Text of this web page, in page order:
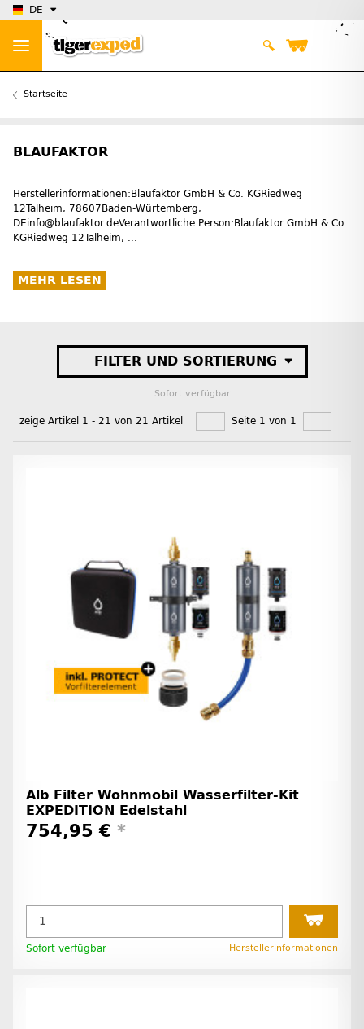
DE
Startseite
BLAUFAKTOR
Herstellerinformationen:Blaufaktor GmbH & Co. KGRiedweg
12Talheim, 78607Baden-Würtemberg,
DEinfo@blaufaktor.deVerantwortliche Person:Blaufaktor GmbH & Co.
KGRiedweg 12Talheim, ...
MEHR LESEN
FILTER UND SORTIERUNG
Sofort verfügbar
zeige Artikel 1 - 21 von 21 Artikel Seite 1 von 1
Alb Filter Wohnmobil Wasserfilter-Kit
EXPEDITION Edelstahl
754,95 € *
Sofort verfügbar Herstellerinformationen